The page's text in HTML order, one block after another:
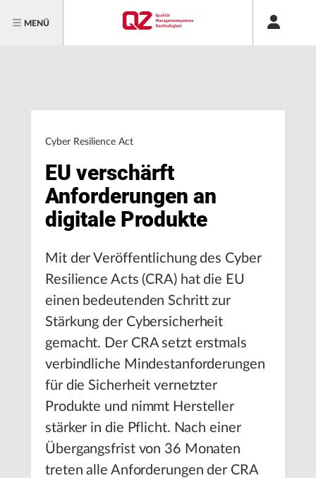
MENÜ
Cyber Resilience Act
EU verschärft
Anforderungen an
digitale Produkte
Mit der Veröffentlichung des Cyber
Resilience Acts (CRA) hat die EU
einen bedeutenden Schritt zur
Stärkung der Cybersicherheit
gemacht. Der CRA setzt erstmals
verbindliche Mindestanforderungen
für die Sicherheit vernetzter
Produkte und nimmt Hersteller
stärker in die Pflicht. Nach einer
Übergangsfrist von 36 Monaten
treten alle Anforderungen der CRA